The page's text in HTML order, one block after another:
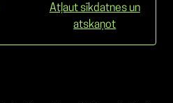
Atļaut sīkdatnes un
atskaņot